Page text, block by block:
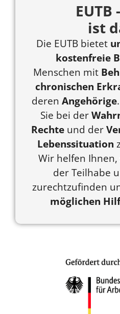
EUTB
ist
Die EUTB bietet
kostenfreie
Menschen mit
chronischen
deren Angehörige
Sie bei der
Rechteund der
Lebenssituation
Wir helfen
der Teilhabe
zurechtzufinden
möglichen